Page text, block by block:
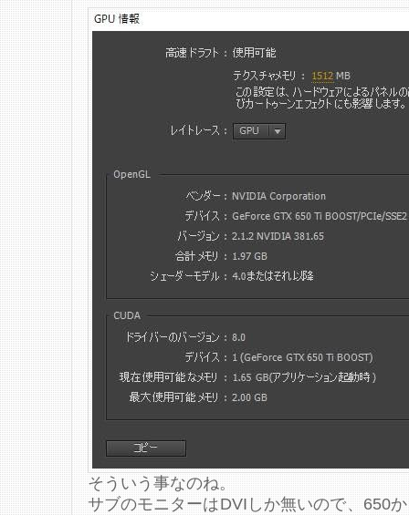
そういう事なのね。
サブのモニターはDVIしか無いので、650